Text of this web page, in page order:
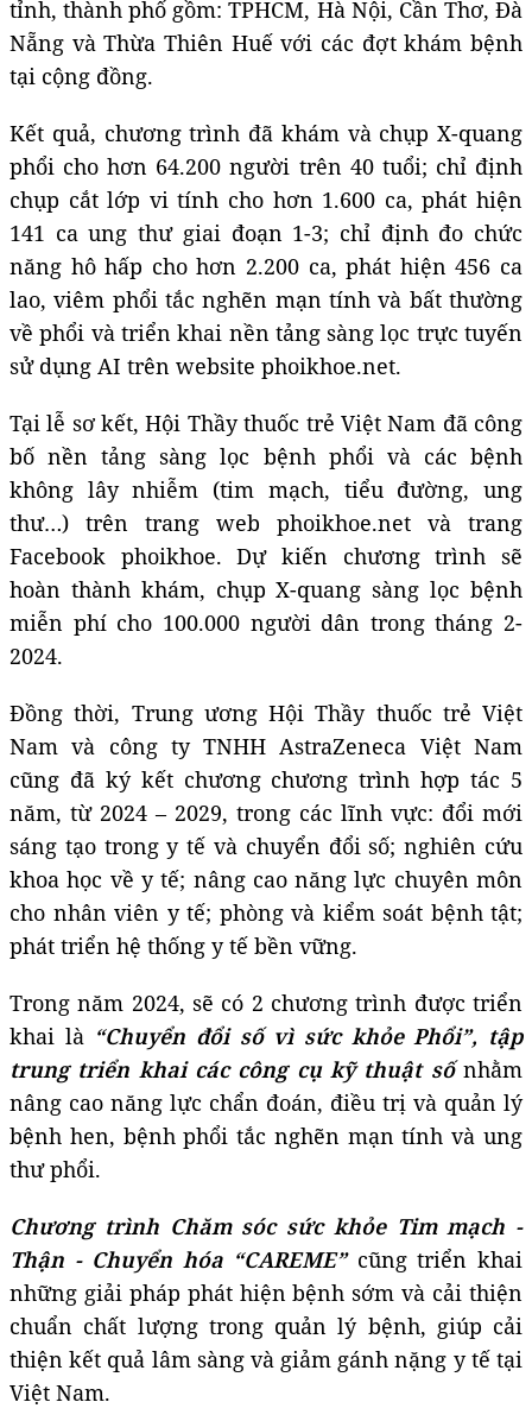
tỉnh, thành phố gồm: TPHCM, Hà Nội, Cần Thơ, Đà
Nẵng và Thừa Thiên Huế với các đợt khám bệnh
tại cộng đồng.
Kết quả, chương trình đã khám và chụp X-quang
phổi cho hơn 64.200 người trên 40 tuổi; chỉ định
chụp cắt lớp vi tính cho hơn 1.600 ca, phát hiện
141 ca ung thư giai đoạn 1-3; chỉ định đo chức
năng hô hấp cho hơn 2.200 ca, phát hiện 456 ca
lao, viêm phổi tắc nghẽn mạn tính và bất thường
về phổi và triển khai nền tảng sàng lọc trực tuyến
sử dụng AI trên website phoikhoe.net.
Tại lễ sơ kết, Hội Thầy thuốc trẻ Việt Nam đã công
bố nền tảng sàng lọc bệnh phổi và các bệnh
không lây nhiễm (tim mạch, tiểu đường, ung
thư…) trên trang web phoikhoe.net và trang
Facebook phoikhoe. Dự kiến chương trình sẽ
hoàn thành khám, chụp X-quang sàng lọc bệnh
miễn phí cho 100.000 người dân trong tháng 2-
2024.
Đồng thời, Trung ương Hội Thầy thuốc trẻ Việt
Nam và công ty TNHH AstraZeneca Việt Nam
cũng đã ký kết chương chương trình hợp tác 5
năm, từ 2024 – 2029, trong các lĩnh vực: đổi mới
sáng tạo trong y tế và chuyển đổi số; nghiên cứu
khoa học về y tế; nâng cao năng lực chuyên môn
cho nhân viên y tế; phòng và kiểm soát bệnh tật;
phát triển hệ thống y tế bền vững.
Trong năm 2024, sẽ có 2 chương trình được triển
khai là “Chuyển đổi số vì sức khỏe Phổi”, tập
trung triển khai các công cụ kỹ thuật sốnhằm
nâng cao năng lực chẩn đoán, điều trị và quản lý
bệnh hen, bệnh phổi tắc nghẽn mạn tính và ung
thư phổi.
Chương trình Chăm sóc sức khỏe Tim mạch -
Thận - Chuyển hóa “CAREME” cũng triển khai
những giải pháp phát hiện bệnh sớm và cải thiện
chuẩn chất lượng trong quản lý bệnh, giúp cải
thiện kết quả lâm sàng và giảm gánh nặng y tế tại
Việt Nam.